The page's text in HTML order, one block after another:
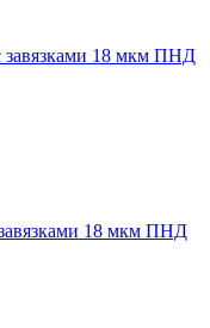
18 мкм ПНД
18 мкм ПНД